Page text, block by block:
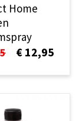
Home
€ 12,95